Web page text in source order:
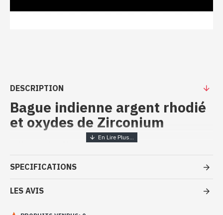
DESCRIPTION
Bague indienne argent rhodié
et oxydes de Zirconium
Bijoux indiens artisanaux - Bague
argent rhodié et oxydes de
Zirconium
- Bague en argent véritable 925/1000, Rhodiage sans nickel
SPECIFICATIONS
LES AVIS